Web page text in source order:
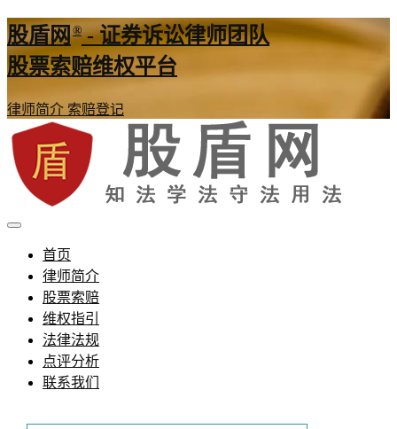
股盾网®- 证券诉讼律师团队
股票索赔维权平台
律师简介 索赔登记
股盾网
证券股票维权网
首页
律师简介
股票索赔
维权指引
法律法规
点评分析
联系我们